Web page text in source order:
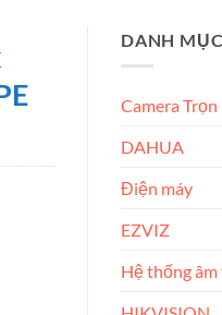
DANH
Camera Trọn
DAHUA
Điện máy
EZVIZ
Hệ thống